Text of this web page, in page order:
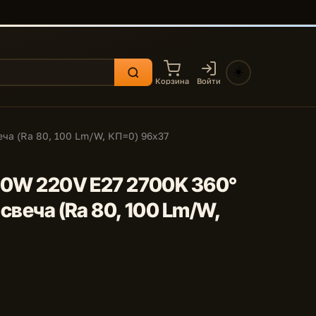
Корзина Войти
(Ra 80, 100 Lm/W, КП=0) 96х37
220V E27 2700K 360°
(Ra 80, 100 Lm/W,